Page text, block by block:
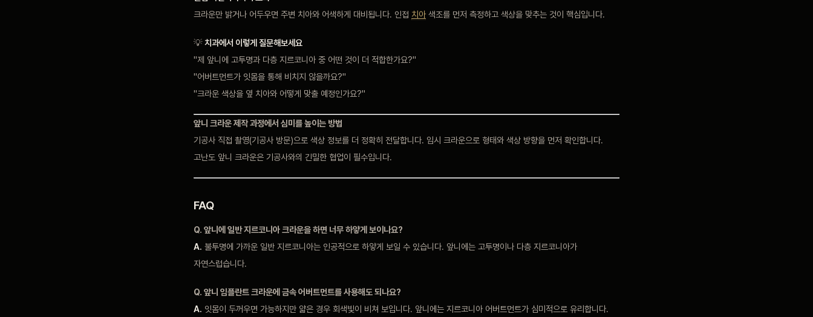
크라운만 밝거나 어두우면 주변 치아와 어색하게 대비됩니다. 인접 치아 색조를 먼저 측정하고 색상을 맞추는 것이 핵심입니다.
💡치과에서 이렇게 질문해보세요
"제 앞니에 고투명과 다층 지르코니아 중 어떤 것이 더 적합한가요?"
"어버트먼트가 잇몸을 통해 비치지 않을까요?"
"크라운 색상을 옆 치아와 어떻게 맞출 예정인가요?"
앞니 크라운 제작 과정에서 심미를 높이는 방법
기공사 직접 촬영(기공사 방문)으로 색상 정보를 더 정확히 전달합니다. 임시 크라운으로 형태와 색상 방향을 먼저 확인합니다.
고난도 앞니 크라운은 기공사와의 긴밀한 협업이 필수입니다.
FAQ
Q. 앞니에 일반 지르코니아 크라운을 하면 너무 하얗게 보이나요?
A. 불투명에 가까운 일반 지르코니아는 인공적으로 하얗게 보일 수 있습니다. 앞니에는 고투명이나 다층 지르코니아가
자연스럽습니다.
Q. 앞니 임플란트 크라운에 금속 어버트먼트를 사용해도 되나요?
A. 잇몸이 두꺼우면 가능하지만 얇은 경우 회색빛이 비쳐 보입니다. 앞니에는 지르코니아 어버트먼트가 심미적으로 유리합니다.